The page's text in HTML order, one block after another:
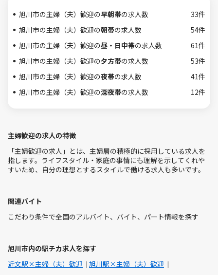
旭川市の主婦（夫）歓迎の早朝帯の求人数
33件
旭川市の主婦（夫）歓迎の朝帯の求人数
54件
旭川市の主婦（夫）歓迎の昼・日中帯の求人数
61件
旭川市の主婦（夫）歓迎の夕方帯の求人数
53件
旭川市の主婦（夫）歓迎の夜帯の求人数
41件
旭川市の主婦（夫）歓迎の深夜帯の求人数 12件
主婦歓迎の求人の特徴
「主婦歓迎の求人」とは、主婦層の積極的に採用している求人を
指します。ライフスタイル・家庭の事情にも理解を示してくれや
すいため、自分の理想とするスタイルで働ける求人も多いです。
関連バイト
こだわり条件で全国のアルバイト、バイト、パート情報を探す
旭川市内の駅チカ求人を探す
近文駅×主婦（夫）歓迎
旭川駅×主婦（夫）歓迎